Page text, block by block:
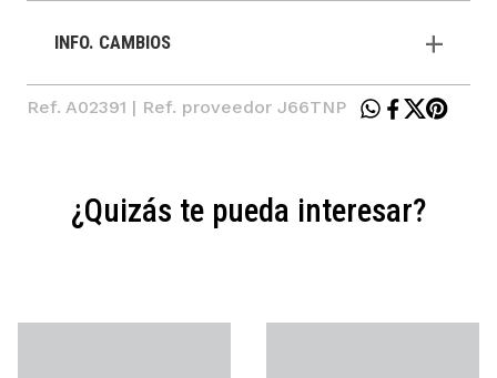
INFO. CAMBIOS
Ref. A02391 | Ref. proveedor J66TNP
¿Quizás te pueda interesar?